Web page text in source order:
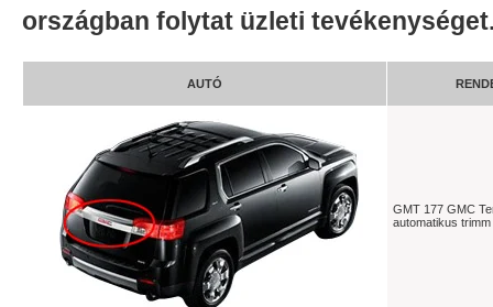
országban folytat üzleti
AUTÓ
GMT 177 GMC
automatikus